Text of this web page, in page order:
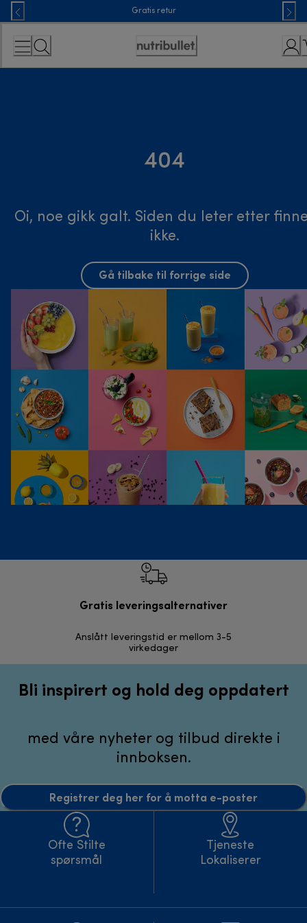
Skip
to
Content
Gratis retur
Accessibility
Statement
404
Oi, noe gikk galt. Siden du leter etter
ikke.
Gå tilbake til forrige side
Gratis leveringsalternativer
Anslått leveringstid er mellom 3-5
virkedager
Bli inspirert og hold deg oppdatert
med våre nyheter og tilbud direkte i
innboksen.
Registrer deg her for å motta e-poster
Ofte Stilte
spørsmål
Tjeneste
Lokaliserer